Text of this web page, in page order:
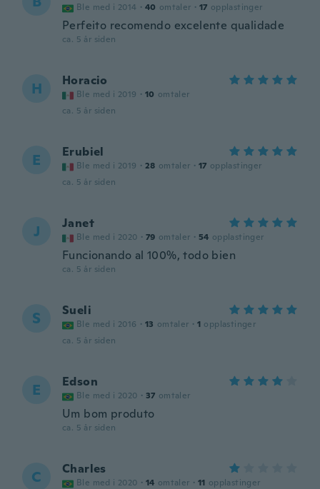
Ble med i 2014 · 40 omtaler · 17 opplastinger
Perfeito recomendo excelente qualidade
ca. 5 år siden
H Horacio
Ble med i 2019 · 10 omtaler
ca. 5 år siden
E Erubiel
Ble med i 2019 · 28 omtaler · 17 opplastinger
ca. 5 år siden
J Janet
Ble med i 2020 · 79 omtaler · 54 opplastinger
Funcionando al 100%, todo bien
ca. 5 år siden
S Sueli
Ble med i 2016 · 13 omtaler · 1 opplastinger
ca. 5 år siden
E Edson
Ble med i 2020 · 37 omtaler
Um bom produto
ca. 5 år siden
C Charles
Ble med i 2020 · 14 omtaler · 11 opplastinger